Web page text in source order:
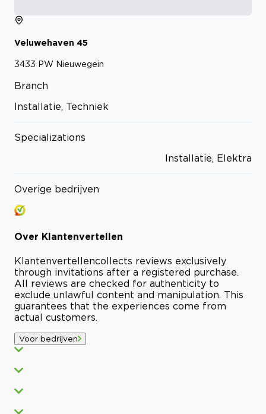
Veluwehaven 45
3433 PW Nieuwegein
Branch
Installatie, Techniek
Specializations
Installatie, Elektra
Overige bedrijven
Over Klantenvertellen
Klantenvertellencollects reviews exclusively
through invitations after a registered purchase.
All reviews are checked for authenticity to
exclude unlawful content and manipulation. This
guarantees that the experiences come from
actual customers.
Voor bedrijven